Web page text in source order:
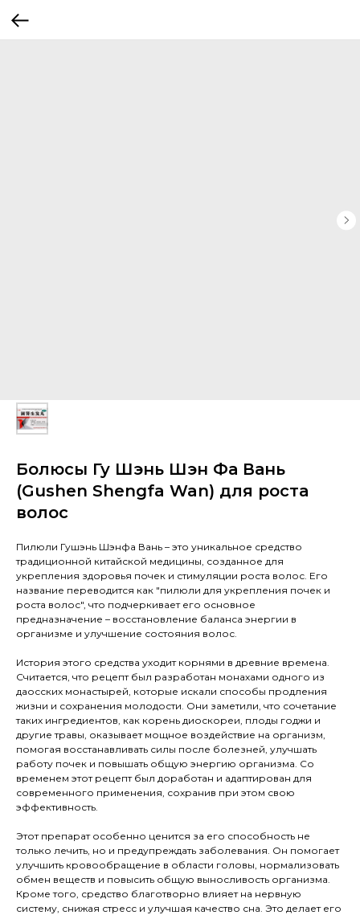
Болюсы Гу Шэнь Шэн Фа Вань
(Gushen Shengfa Wan) для роста
волос
Пилюли Гушэнь Шэнфа Вань – это уникальное средство
традиционной китайской медицины, созданное для
укрепления здоровья почек и стимуляции роста волос. Его
название переводится как "пилюли для укрепления почек и
роста волос", что подчеркивает его основное
предназначение – восстановление баланса энергии в
организме и улучшение состояния волос.
История этого средства уходит корнями в древние времена.
Считается, что рецепт был разработан монахами одного из
даосских монастырей, которые искали способы продления
жизни и сохранения молодости. Они заметили, что сочетание
таких ингредиентов, как корень диоскореи, плоды годжи и
другие травы, оказывает мощное воздействие на организм,
помогая восстанавливать силы после болезней, улучшать
работу почек и повышать общую энергию организма. Со
временем этот рецепт был доработан и адаптирован для
современного применения, сохранив при этом свою
эффективность.
Этот препарат особенно ценится за его способность не
только лечить, но и предупреждать заболевания. Он помогает
улучшить кровообращение в области головы, нормализовать
обмен веществ и повысить общую выносливость организма.
Кроме того, средство благотворно влияет на нервную
систему, снижая стресс и улучшая качество сна. Это делает его